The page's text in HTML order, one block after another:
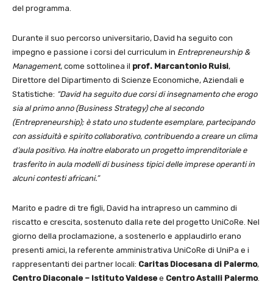
del programma.
Durante il suo percorso universitario, David ha seguito con
impegno e passione i corsi del curriculum in Entrepreneurship &
Management, come sottolinea il prof. Marcantonio Ruisi,
Direttore del Dipartimento di Scienze Economiche, Aziendali e
Statistiche: “David ha seguito due corsi di insegnamento che erogo
sia al primo anno (Business Strategy) che al secondo
(Entrepreneurship); è stato uno studente esemplare, partecipando
con assiduità e spirito collaborativo, contribuendo a creare un clima
d’aula positivo. Ha inoltre elaborato un progetto imprenditoriale e
trasferito in aula modelli di business tipici delle imprese operanti in
alcuni contesti africani.”
Marito e padre di tre figli, David ha intrapreso un cammino di
riscatto e crescita, sostenuto dalla rete del progetto UniCoRe. Nel
giorno della proclamazione, a sostenerlo e applaudirlo erano
presenti amici, la referente amministrativa UniCoRe di UniPa e i
rappresentanti dei partner locali: Caritas Diocesana di Palermo,
Centro Diaconale – Istituto Valdese e Centro Astalli Palermo.